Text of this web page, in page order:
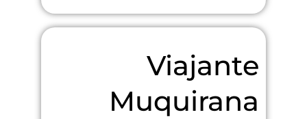
Viajante
Muquirana